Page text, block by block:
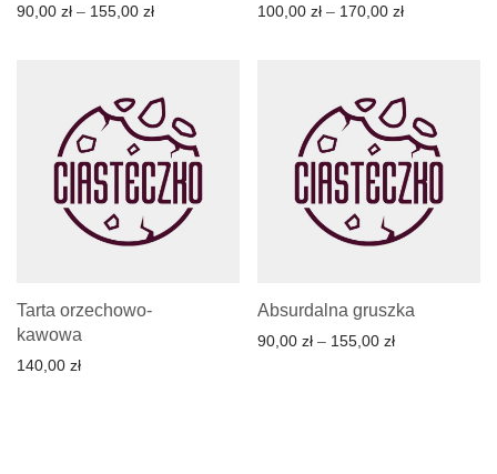
90,00 zł – 155,00 zł 100,00 zł – 170,00 zł
Tarta orzechowo-
kawowa
140,00 zł
Absurdalna gruszka
90,00 zł – 155,00 zł